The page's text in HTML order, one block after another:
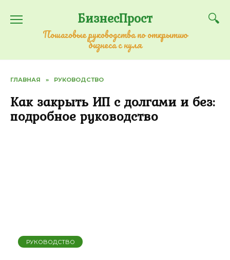
содержанию
БизнесПрост
Пошаговые руководства по открытию
бизнеса с нуля
ГЛАВНАЯ » РУКОВОДСТВО
Как закрыть ИП с долгами и без:
подробное руководство
РУКОВОДСТВО